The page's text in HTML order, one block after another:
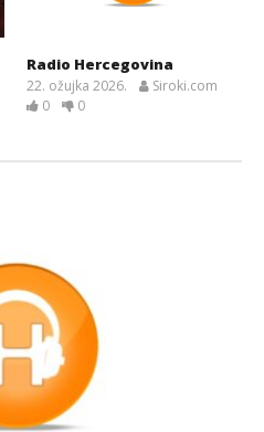
Radio Hercegovina
22. ožujka 2026.
Siroki.com
0
0